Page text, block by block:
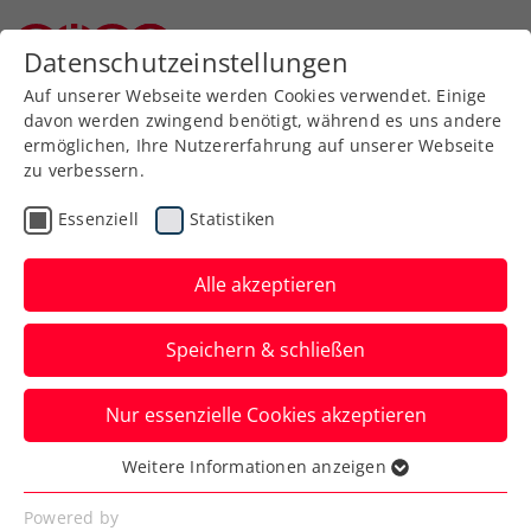
Zurück zur Newsübersicht
Turniere
ITF Addis Abeba:
Behrmann mit gerade 15
Jahren zum ersten
internationalen U18-
Triumph
Auch der erst 14-jährige Constantin
Datenschutzeinstellungen
Auf unserer Webseite werden Cookies verwendet. Einige
davon werden zwingend benötigt, während es uns andere
ermöglichen, Ihre Nutzererfahrung auf unserer Webseite
zu verbessern.
Essenziell Statistiken
Alle akzeptieren
Speichern & schließen
Nur essenzielle Cookies akzeptieren
Essenziell
Essenzielle Cookies werden für grundlegende
Weitere Informationen anzeigen
Powered by